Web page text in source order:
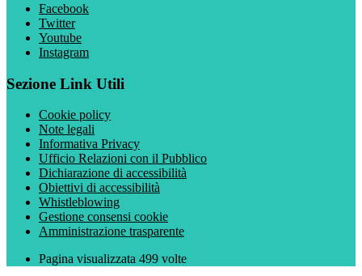
Facebook
Twitter
Youtube
Instagram
Sezione Link Utili
Cookie policy
Note legali
Informativa Privacy
Ufficio Relazioni con il Pubblico
Dichiarazione di accessibilità
Obiettivi di accessibilità
Whistleblowing
Gestione consensi cookie
Amministrazione trasparente
Pagina visualizzata 499 volte